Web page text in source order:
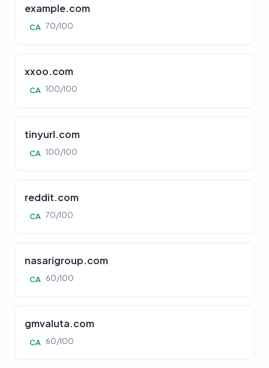
example.com
CA 70/100
xxoo.com
CA 100/100
tinyurl.com
CA 100/100
reddit.com
CA 70/100
nasarigroup.com
CA 60/100
gmvaluta.com
CA 60/100